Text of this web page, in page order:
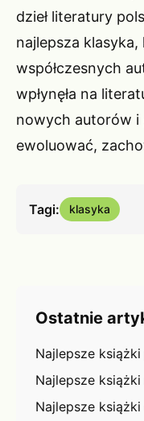
dzieł literatury
najlepsza
współczesnych
wpłynęła na
nowych autorów i
ewoluować,
Tagi: klasyka
Ostatnie
Najlepsze
Najlepsze
Najlepsze